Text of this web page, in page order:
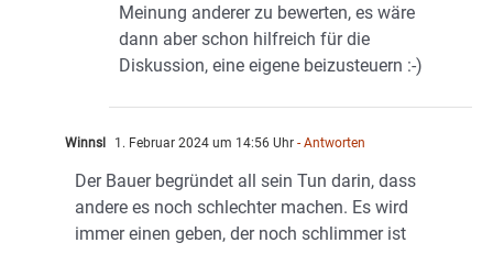
Meinung anderer zu bewerten, es wäre
dann aber schon hilfreich für die
Diskussion, eine eigene beizusteuern :-)
Winnsl 1. Februar 2024 um 14:56 Uhr - Antworten
Der Bauer begründet all sein Tun darin, dass
andere es noch schlechter machen. Es wird
immer einen geben, der noch schlimmer ist